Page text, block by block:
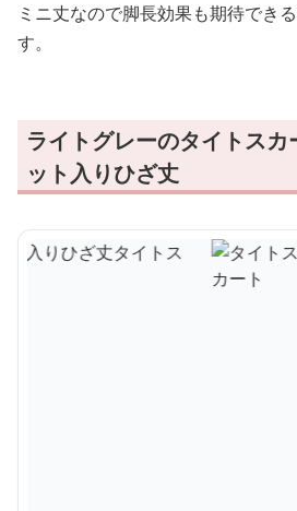
ミニ丈なので脚長効果も期待でき
す。
ライトグレーのタイトスカ
ット入りひざ丈